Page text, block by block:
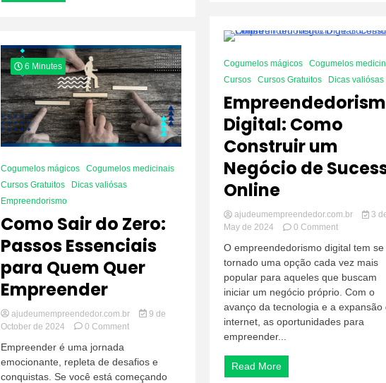
6 Minutes
Cogumelos mágicos
Cogumelos medicinais
Cursos Gratuitos
Dicas valiósas
Empreendorismo
Como Sair do Zero:
Passos Essenciais
para Quem Quer
Empreender
ajudeumempreendedor.com.br
9 de
October de 2024
0 Commenton
do
Zero:
Empreender é uma jornada
emocionante, repleta de desafios e
conquistas. Se você está começando
Cogumelos mágicos
Cogumelos
Cursos
Cursos Gratuitos Dicas valiósas
Digital: Como
Construir um
Negócio de
Online
ajudeumempreendedor.com.br
3
May de 2024
0 Commenton
Digital:
Como
Construir
um
Sucesso
O empreendedorismo digital tem se
tornado uma opção cada vez mais
popular para aqueles que buscam
iniciar um negócio próprio. Com o
avanço da tecnologia e a expansão
internet, as oportunidades para
empreender...
Read More